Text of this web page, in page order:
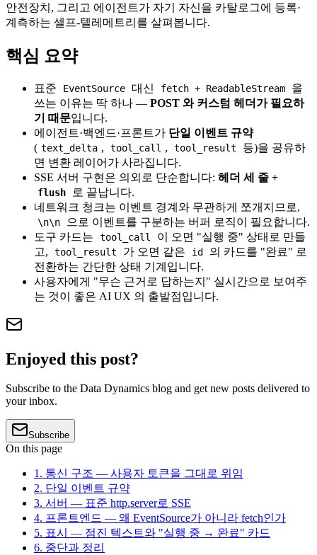
안전장치, 그리고 에이전트가 자기 자신을 카탈로그에 등록·
계측하는 셀프-텔레메트리를 살펴봅니다.
핵심 요약
표준 EventSource 대신 fetch + ReadableStream
을
쓰는 이유는 딱 하나 — POST 와 커스텀 헤더가 필요하
기 때문입니다.
에이전트·백엔드·프론트가 단일 이벤트 규약
( text_delta , tool_call , tool_result
등)을 공유하
면 변환 레이어가 사라집니다.
SSE 서버 구현은 의외로 단순합니다: 헤더 세 줄 +
flush
로 끝납니다.
네트워크 청크는 이벤트 경계와 무관하게 쪼개지므로,
\n\n
으로 이벤트를 구분하는 버퍼 로직이 필요합니다.
도구 카드는
tool_call
이 오면 "실행 중" 상태로 만들
고,
tool_result 가 오면 같은 id
의 카드를 "완료" 로
전환하는 간단한 상태 기계입니다.
사용자에게 "무슨 근거로 답하는지" 실시간으로 보여주
는 것이 좋은 AI UX 의 출발점입니다.
Enjoyed this post?
Subscribe to the Data Dynamics blog and get new posts delivered to
your inbox.
Subscribe
On this page
1. 통신 구조 — 사용자 토큰을 그대로 위임
2. 단일 이벤트 규약
3. 서버 — 표준 http.server로 SSE
4. 프론트엔드 — 왜 EventSource가 아니라 fetch인가
5. 표시 — 점진 텍스트와 "실행 중 → 완료" 카드
6. 중단과 정리